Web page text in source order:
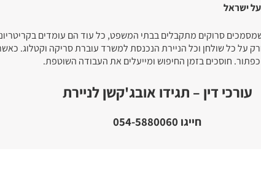
ישראל
שמסמכים סרוקים מתקבלים בבתי המשפט, כל עוד הם עומדים
על כל שולחן וכל הניירת הנכנסת למשרד עוברת סריקה וקטלוג.
חוסכים בזמן החיפוש ומייעלים את העבודה השוטפת.
עורכי דין – תגידו אובג'קשן לניירת
חייגו 054-5880060